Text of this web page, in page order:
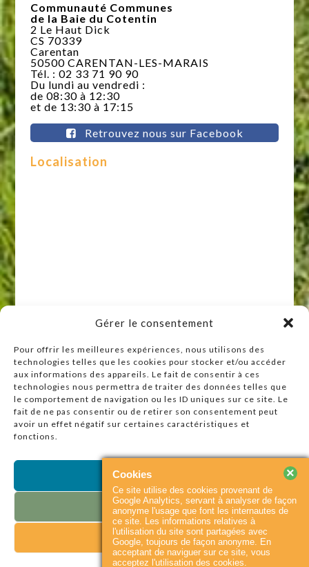
Gérer le consentement
Pour offrir les meilleures expériences, nous utilisons des
technologies telles que les cookies pour stocker et/ou accéder
aux informations des appareils. Le fait de consentir à ces
technologies nous permettra de traiter des données telles que
le comportement de navigation ou les ID uniques sur ce site. Le
fait de ne pas consentir ou de retirer son consentement peut
avoir un effet négatif sur certaines caractéristiques et
fonctions.
Accepter
Refuser
Voir les préférences
Communauté Communes
de la Baie du Cotentin
2 Le Haut Dick
CS 70339
Carentan
50500 CARENTAN-LES-MARAIS
Tél. : 02 33 71 90 90
Du lundi au vendredi :
de 08:30 à 12:30
et de 13:30 à 17:15
Retrouvez nous sur Facebook
Localisation
Raccourcis
Accueil
Actualités
Agenda
Plan du site
© 2026Baie du
Cotentin|Flux RSS
Contact
Mentions légales
Cookies
Ce site utilise des cookies provenant de
Google Analytics, servant à analyser de façon
anonyme l'usage que font les internautes de
ce site. Les informations relatives à
l'utilisation du site sont partagées avec
Google, toujours de façon anonyme. En
acceptant de naviguer sur ce site, vous
acceptez l'utilisation des cookies.
×